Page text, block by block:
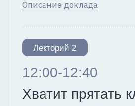
Технологические партнёры